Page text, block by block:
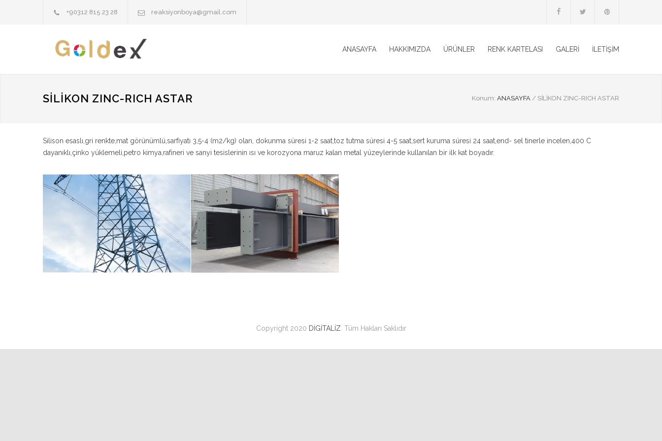
+90312 815 23 28 reaksiyonboya@gmail.com
ANASAYFA HAKKIMIZDA ÜRÜNLER RENK KARTELASI GALERİ İLETİŞİM
SİLİKON ZINC-RICH ASTAR Konum: ANASAYFA / SİLİKON ZINC-RICH ASTAR
Silison esaslı,gri renkte,mat görünümlü,sarfiyatı 3,5-4 (m2/kg) olan, dokunma süresi 1-2 saat,toz tutma süresi 4-5 saat,sert kuruma süresi 24 saat,end- sel tinerle incelen,400 C
dayanıklı,çinko yüklemeli,petro kimya,rafineri ve sanyi tesislerinin ısı ve korozyona maruz kalan metal yüzeylerinde kullanılan bir ilk kat boyadır.
Copyright 2020 DİGİTALİZ . Tüm Hakları Saklıdır